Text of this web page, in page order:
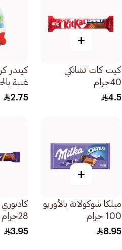
+
كيت كات تشانكي
40جرام
4.5
كيندر
غنية
مع
2.75
+
ميلكا شوكولاتة بالأوريو
100 جرام
8.95
28جرام
3.95